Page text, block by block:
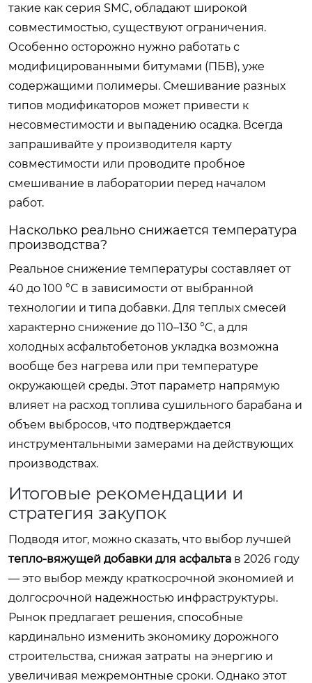
такие как серия SMC, обладают широкой
совместимостью, существуют ограничения.
Особенно осторожно нужно работать с
модифицированными битумами (ПБВ), уже
содержащими полимеры. Смешивание разных
типов модификаторов может привести к
несовместимости и выпадению осадка. Всегда
запрашивайте у производителя карту
совместимости или проводите пробное
смешивание в лаборатории перед началом
работ.
Насколько реально снижается температура
производства?
Реальное снижение температуры составляет от
40 до 100 °C в зависимости от выбранной
технологии и типа добавки. Для теплых смесей
характерно снижение до 110–130 °C, а для
холодных асфальтобетонов укладка возможна
вообще без нагрева или при температуре
окружающей среды. Этот параметр напрямую
влияет на расход топлива сушильного барабана и
объем выбросов, что подтверждается
инструментальными замерами на действующих
производствах.
Итоговые рекомендации и
стратегия закупок
Подводя итог, можно сказать, что выбор лучшей
тепло-вяжущей добавки для асфальта в 2026 году
— это выбор между краткосрочной экономией и
долгосрочной надежностью инфраструктуры.
Рынок предлагает решения, способные
кардинально изменить экономику дорожного
строительства, снижая затраты на энергию и
увеличивая межремонтные сроки. Однако этот